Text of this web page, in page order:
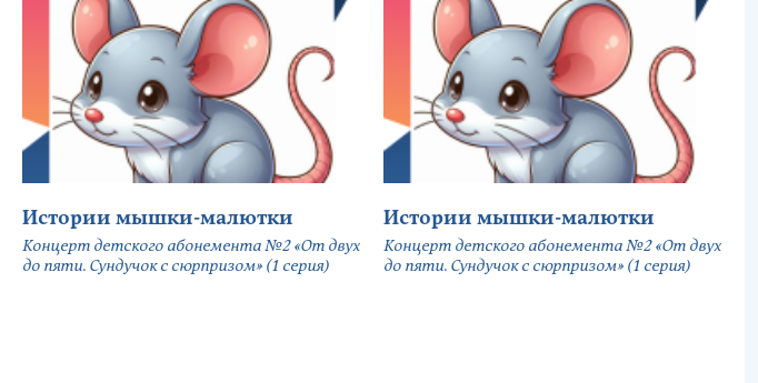
Истории мышки-малютки
Концерт детского абонемента №2 «От двух
до пяти. Сундучок с сюрпризом» (1 серия)
Истории мышки-малютки
Концерт детского абонемента №2 «От двух
до пяти. Сундучок с сюрпризом» (1 серия)